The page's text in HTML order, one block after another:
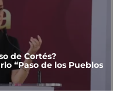
de Cortés?
“Paso de los Pueblos